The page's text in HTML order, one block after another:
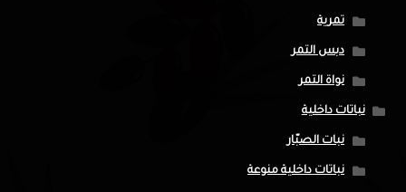
تمرية
دبس التمر
نواة التمر
نباتات داخلية
نبات الصبّار
نباتات داخلية منوعة